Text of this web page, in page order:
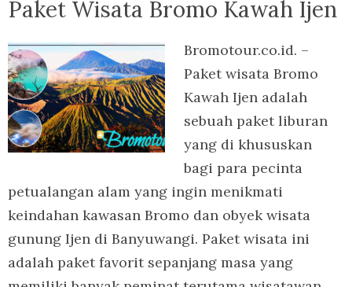
Paket Wisata Bromo Kawah Ijen
Bromotour.co.id. –
Paket wisata Bromo
Kawah Ijen adalah
sebuah paket liburan
yang di khususkan
bagi para pecinta
petualangan alam yang ingin menikmati
keindahan kawasan Bromo dan obyek wisata
gunung Ijen di Banyuwangi. Paket wisata ini
adalah paket favorit sepanjang masa yang